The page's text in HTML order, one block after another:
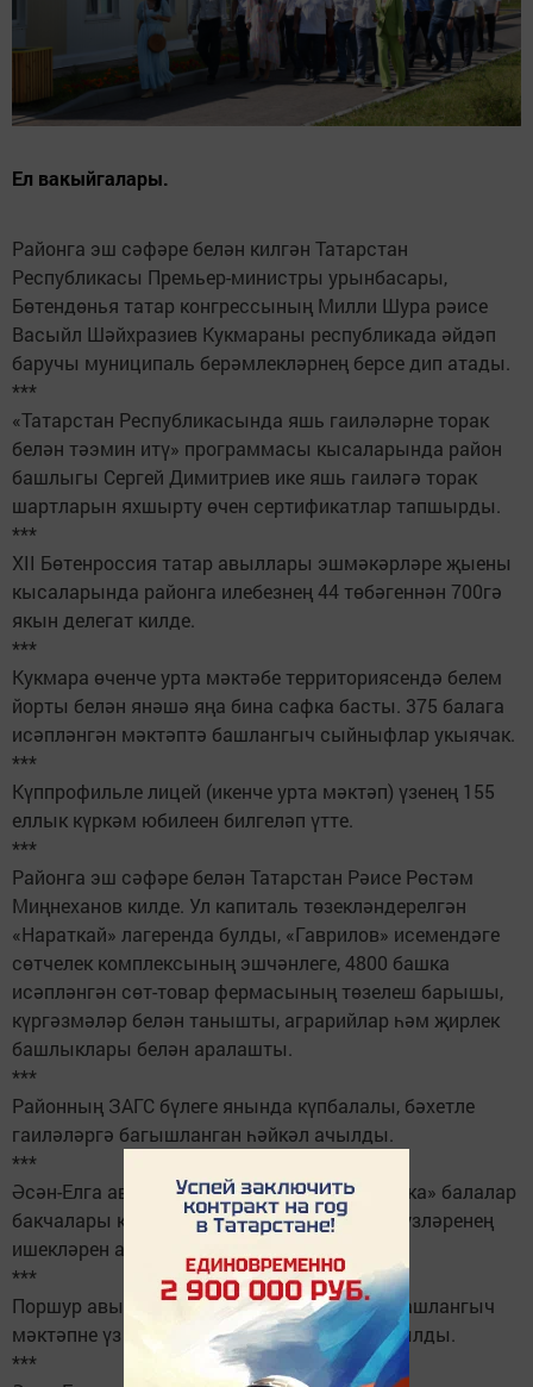
Ел вакыйгалары.
Районга эш сәфәре белән килгән Татарстан
Республикасы Премьер-министры урынбасары,
Бөтендөнья татар конгрессының Милли Шура рәисе
Васыйл Шәйхразиев Кукмараны республикада әйдәп
баручы муниципаль берәмлекләрнең берсе дип атады.
***
«Татарстан Республикасында яшь гаиләләрне торак
белән тәэмин итү» программасы кысаларында район
башлыгы Сергей Димитриев ике яшь гаиләгә торак
шартларын яхшырту өчен сертификатлар тапшырды.
***
XII Бөтенроссия татар авыллары эшмәкәрләре җыены
кысаларында районга илебезнең 44 төбәгеннән 700гә
якын делегат килде.
***
Кукмара өченче урта мәктәбе территориясендә белем
йорты белән янәшә яңа бина сафка басты. 375 балага
исәпләнгән мәктәптә башлангыч сыйныфлар укыячак.
***
Күппрофильле лицей (икенче урта мәктәп) үзенең 155
еллык күркәм юбилеен билгеләп үтте.
***
Районга эш сәфәре белән Татарстан Рәисе Рөстәм
Миңнеханов килде. Ул капиталь төзекләндерелгән
«Нараткай» лагеренда булды, «Гаврилов» исемендәге
сөтчелек комплексының эшчәнлеге, 4800 башка
исәпләнгән сөт-товар фермасының төзелеш барышы,
күргәзмәләр белән танышты, аграрийлар һәм җирлек
башлыклары белән аралашты.
***
Районның ЗАГС бүлеге янында күпбалалы, бәхетле
гаиләләргә багышланган һәйкәл ачылды.
***
Әсән-Елга авылы һәм Кукмараның «Ромашка» балалар
бакчалары капиталь төзекләндерүдән соң үзләренең
ишекләрен ачты.
***
Поршур авылында балалар бакчасы һәм башлангыч
мәктәпне үз эченә алган мәгариф үзәге ачылды.
***